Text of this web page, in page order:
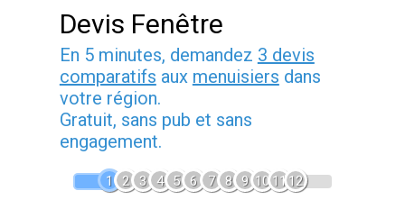
Devis Fenêtre
En 5 minutes, demandez 3 devis
comparatifs aux menuisiers dans
votre région.
Gratuit, sans pub et sans
engagement.
1 2 3 4 5 6 7 8 9 1011 12